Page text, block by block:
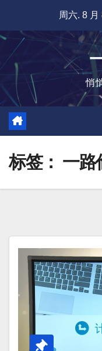
内
容
周六. 8
悄
标签： 一路